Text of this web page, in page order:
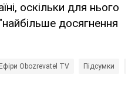
оскільки для нього
досягнення
Ефіри Obozrevatel TV Підсумки